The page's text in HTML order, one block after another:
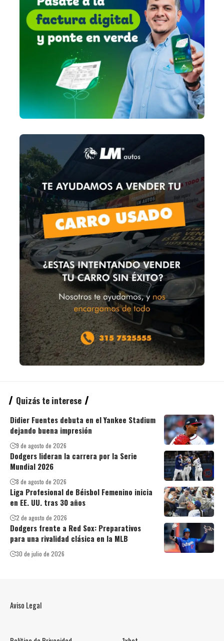
Quizás te interese
Didier Fuentes debuta en el Yankee Stadium
dejando buena impresión
9 de agosto de 2026
Dodgers lideran la carrera por la Serie
Mundial 2026
8 de agosto de 2026
Liga Profesional de Béisbol Femenino inicia
en EE. UU. tras 30 años
2 de agosto de 2026
Dodgers frente a Red Sox: Preparativos
para una rivalidad clásica en la MLB
30 de julio de 2026
Aviso Legal